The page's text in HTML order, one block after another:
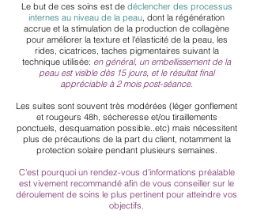
Le but de ces soins est de déclencher des processus
internes au niveau de la peau, dont la régénération
accrue et la stimulation de la production de collagène
pour améliorer la texture et l'élasticité de la peau, les
rides, cicatrices, taches pigmentaires suivant la
technique utilisée: en général, un embellissement de la
peau est visible dès 15 jours, et le résultat final
appréciable à 2 mois post-séance.
Les suites sont souvent très modérées (léger gonflement
et rougeurs 48h, sécheresse et/ou tiraillements
ponctuels, desquamation possible..etc) mais nécessitent
plus de précautions de la part du client, notamment la
protection solaire pendant plusieurs semaines.
C'est pourquoi un rendez-vous d'informations préalable
est vivement recommandé afin de vous conseiller sur le
déroulement de soins le plus pertinent pour atteindre vos
objectifs.